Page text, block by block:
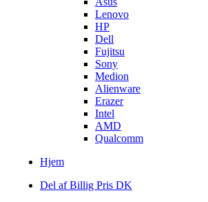
Lenovo
HP
Dell
Fujitsu
Sony
Medion
Alienware
Erazer
Intel
AMD
Qualcomm
Hjem
Del af Billig Pris DK